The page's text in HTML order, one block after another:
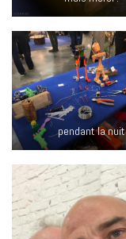
pendant la nuit